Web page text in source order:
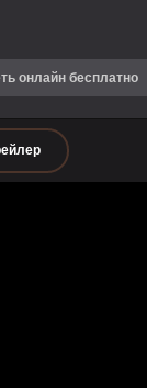
онлайн бесплатно